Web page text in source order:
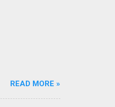
マとは電源ケー
ようにヘッド
時刻は変わる
くなってからも
READ MORE »